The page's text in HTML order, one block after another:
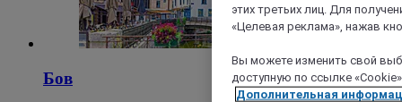
Бов
этих третьих лиц. Для
«Целевая реклама», нажав
Вы можете изменить свой
доступную по ссылке
Дополнительная